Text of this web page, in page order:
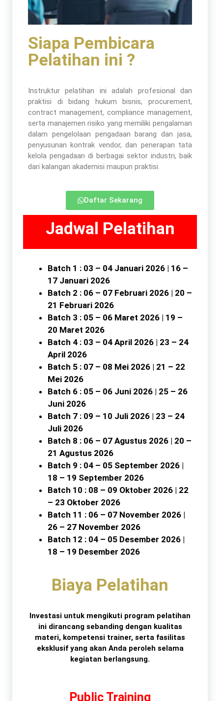
Siapa Pembicara
Pelatihan ini ?
Instruktur pelatihan ini adalah profesional dan
praktisi di bidang hukum bisnis, procurement,
contract management, compliance management,
serta manajemen risiko yang memiliki pengalaman
dalam pengelolaan pengadaan barang dan jasa,
penyusunan kontrak vendor, dan penerapan tata
kelola pengadaan di berbagai sektor industri, baik
dari kalangan akademisi maupun praktisi.
Daftar Sekarang
Jadwal Pelatihan
Batch 1 : 03 – 04 Januari 2026 | 16 –
17 Januari 2026
Batch 2 : 06 – 07 Februari 2026 | 20 –
21 Februari 2026
Batch 3 : 05 – 06 Maret 2026 | 19 –
20 Maret 2026
Batch 4 : 03 – 04 April 2026 | 23 – 24
April 2026
Batch 5 : 07 – 08 Mei 2026 | 21 – 22
Mei 2026
Batch 6 : 05 – 06 Juni 2026 | 25 – 26
Juni 2026
Batch 7 : 09 – 10 Juli 2026 | 23 – 24
Juli 2026
Batch 8 : 06 – 07 Agustus 2026 | 20 –
21 Agustus 2026
Batch 9 : 04 – 05 September 2026 |
18 – 19 September 2026
Batch 10 : 08 – 09 Oktober 2026 | 22
– 23 Oktober 2026
Batch 11 : 06 – 07 November 2026 |
26 – 27 November 2026
Batch 12 : 04 – 05 Desember 2026 |
18 – 19 Desember 2026
Biaya Pelatihan
Investasi untuk mengikuti program pelatihan
ini dirancang sebanding dengan kualitas
materi, kompetensi trainer, serta fasilitas
eksklusif yang akan Anda peroleh selama
kegiatan berlangsung.
Public Training